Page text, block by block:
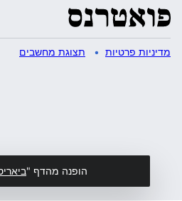
מדיניות פרטיות תצוגת מחשבים
הופנה מהדף "